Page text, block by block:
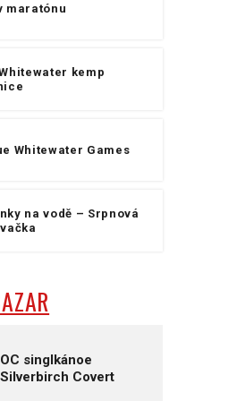
maratónu
kemp
Whitewater Games
na vodě – Srpnová
OC singlkánoe
Silverbirch Covert